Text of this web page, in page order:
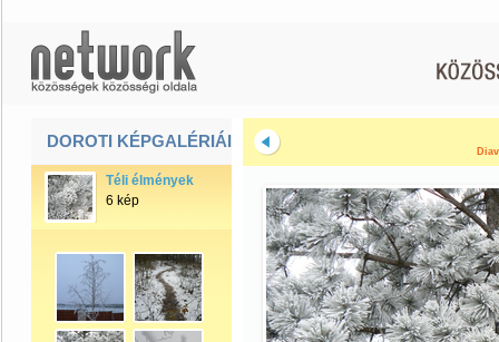
DOROTI KÉPGALÉRIÁI
Téli élmények
6 kép